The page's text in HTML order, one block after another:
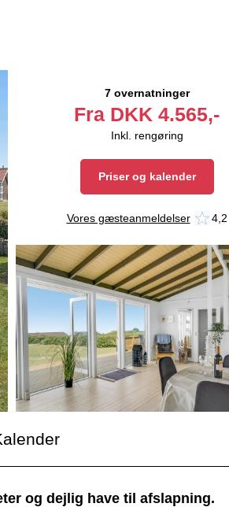
7 overnatninger
Fra DKK 4.565,-
Inkl. rengøring
Priser og kalender
Vores gæsteanmeldelser 4,2
og dejlig have til afslapning.